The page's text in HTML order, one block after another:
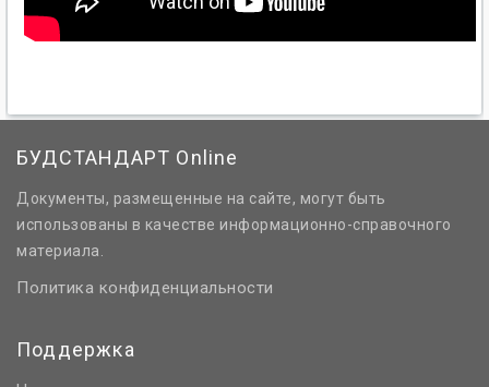
БУДСТАНДАРТ Online
Документы, размещенные на сайте, могут быть
использованы в качестве информационно-справочного
материала.
Политика конфиденциальности
Поддержка